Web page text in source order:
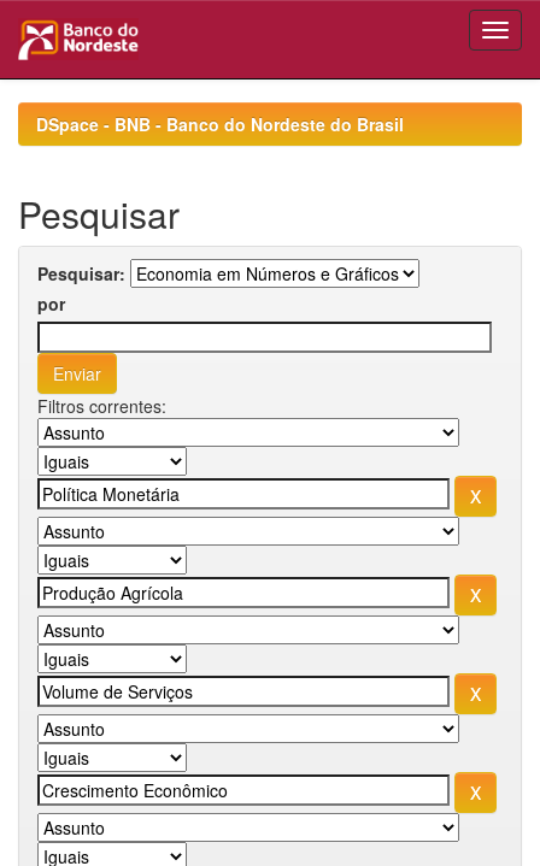
navigationDSpace - BNB - Banco do Nordeste do Brasil
Pesquisar
Pesquisar:
por
Filtros correntes: